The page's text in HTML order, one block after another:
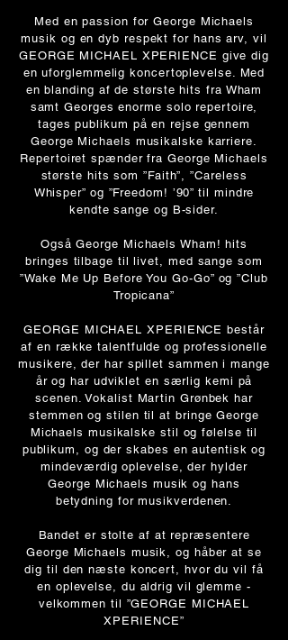
Med en passion for George Michaels
musik og en dyb respekt for hans arv, vil
GEORGE MICHAEL XPERIENCE give dig
en uforglemmelig koncertoplevelse. Med
en blanding af de største hits fra Wham
samt Georges enorme solo repertoire,
tages publikum på en rejse gennem
George Michaels musikalske karriere.
Repertoiret spænder fra George Michaels
største hits som ”Faith”, ”Careless
Whisper” og ”Freedom! ’90” til mindre
kendte sange og B-sider.
Også George Michaels Wham! hits
bringes tilbage til livet, med sange som
”Wake Me Up Before You Go-Go” og ”Club
Tropicana”
GEORGE MICHAEL XPERIENCE består
af en række talentfulde og professionelle
musikere, der har spillet sammen i mange
år og har udviklet en særlig kemi på
scenen. Vokalist Martin Grønbek har
stemmen og stilen til at bringe George
Michaels musikalske stil og følelse til
publikum, og der skabes en autentisk og
mindeværdig oplevelse, der hylder
George Michaels musik og hans
betydning for musikverdenen.
Bandet er stolte af at repræsentere
George Michaels musik, og håber at se
dig til den næste koncert, hvor du vil få
en oplevelse, du aldrig vil glemme -
velkommen til ”GEORGE MICHAEL
XPERIENCE”